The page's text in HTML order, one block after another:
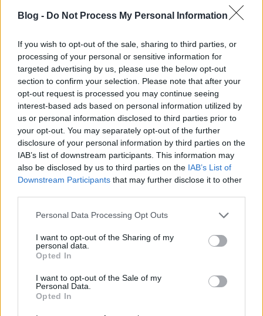
Blog - Do Not Process My Personal Information
If you wish to opt-out of the sale, sharing to third parties, or
processing of your personal or sensitive information for
targeted advertising by us, please use the below opt-out
section to confirm your selection. Please note that after your
opt-out request is processed you may continue seeing
interest-based ads based on personal information utilized by
us or personal information disclosed to third parties prior to
your opt-out. You may separately opt-out of the further
disclosure of your personal information by third parties on the
IAB’s list of downstream participants. This information may
also be disclosed by us to third parties on the IAB’s List of
Downstream Participants that may further disclose it to other
Please note that this website/app uses one or more Google
not limited to your visit or usage behaviour. You may click to
grant or deny consent to Google and its third-party tags to
use your data for below specified purposes in below Google
consent section.
Personal Data Processing Opt Outs
I want to opt-out of the Sharing of my
personal data.
Opted In
I want to opt-out of the Sale of my
Personal Data.
Opted In
Szagos kölnik, végtelen hajmosás és idegenek a
nappalinkban, vagy éppen mozgalmas délelőtt, ahol
házról házra járunk, hogy csokit és pénzt ...
Másképp gondolkodunk „külföldiül”?
Jurinka Miron Martin